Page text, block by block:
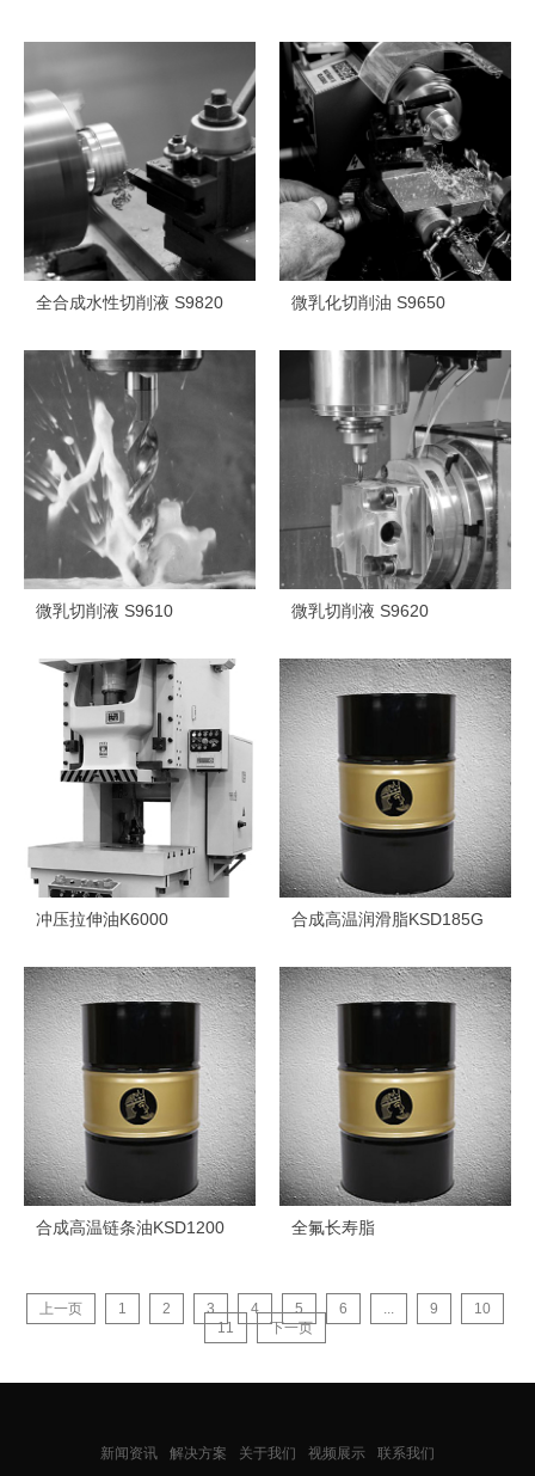
全合成水性切削液 S9820 微乳化切削油 S9650
微乳切削液 S9610 微乳切削液 S9620
冲压拉伸油K6000 合成高温润滑脂KSD185G
合成高温链条油KSD1200 全氟长寿脂
上一页 1 2 3 4 5 6 ... 9
10
11
下一页
新闻资讯 解决方案 关于我们 视频展示 联系我们